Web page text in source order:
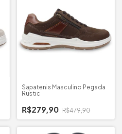
Sapatenis Masculino Pegada
Rustic
R$279,90 R$479,90